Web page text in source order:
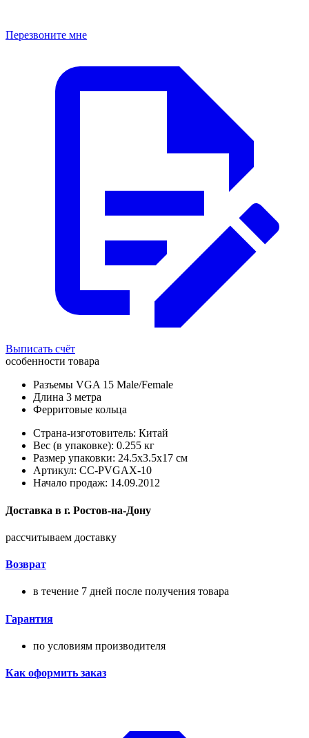
Перезвоните мне
Выписать счёт
особенности товара
Разъемы VGA 15 Male/Female
Длина 3 метра
Ферритовые кольца
Страна-изготовитель: Китай
Вес (в упаковке): 0.255 кг
Размер упаковки: 24.5x3.5x17 см
Артикул: CC-PVGAX-10
Начало продаж: 14.09.2012
Доставка в г. Ростов-на-Дону
рассчитываем доставку
Возврат
в течение 7 дней после получения товара
Гарантия
по условиям производителя
Как оформить заказ